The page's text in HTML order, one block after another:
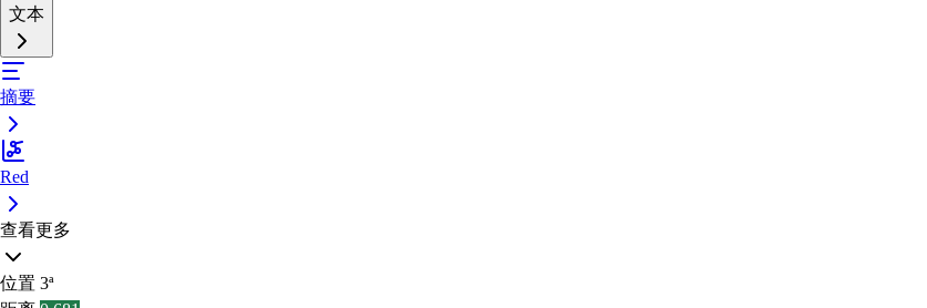
文本
摘要
Red
查看更多
位置 3ª